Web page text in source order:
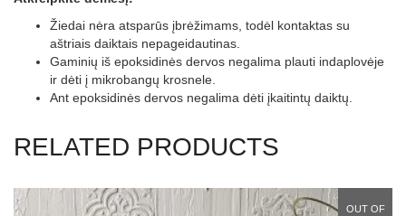
Žiedai nėra atsparūs įbrėžimams, todėl kontaktas su
aštriais daiktais nepageidautinas.
Gaminių iš epoksidinės dervos negalima plauti indaplovėje
ir dėti į mikrobangų krosnele.
Ant epoksidinės dervos negalima dėti įkaitintų daiktų.
RELATED PRODUCTS
OUT OF